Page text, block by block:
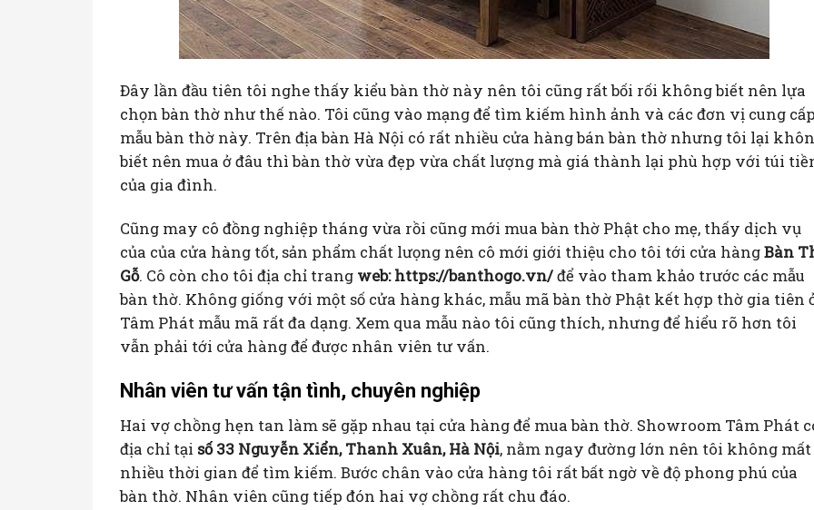
Đây lần đầu tiên tôi nghe thấy kiểu bàn thờ này nên tôi cũng rất bối rối không biết nên lựa
chọn bàn thờ như thế nào. Tôi cũng vào mạng để tìm kiếm hình ảnh và các đơn vị cung cấp
mẫu bàn thờ này. Trên địa bàn Hà Nội có rất nhiều cửa hàng bán bàn thờ nhưng tôi lại
biết nên mua ở đâu thì bàn thờ vừa đẹp vừa chất lượng mà giá thành lại phù hợp với túi
của gia đình.
Cũng may cô đồng nghiệp tháng vừa rồi cũng mới mua bàn thờ Phật cho mẹ, thấy dịch vụ
của của cửa hàng tốt, sản phẩm chất lưọng nên cô mới giới thiệu cho tôi tới cửa hàngBàn
Gỗ. Cô còn cho tôi địa chỉ trang web: https://banthogo.vn/để vào tham khảo trước các mẫu
bàn thờ. Không giống với một số cửa hàng khác, mẫu mã bàn thờ Phật kết hợp thờ gia tiên
Tâm Phát mẫu mã rất đa dạng. Xem qua mẫu nào tôi cũng thích, nhưng để hiểu rõ hơn tôi
vẫn phải tới cửa hàng để được nhân viên tư vấn.
Nhân viên tư vấn tận tình, chuyên nghiệp
Hai vợ chồng hẹn tan làm sẽ gặp nhau tại cửa hàng để mua bàn thờ. Showroom Tâm Phát
địa chỉ tại số 33 Nguyễn Xiển, Thanh Xuân, Hà Nội, nằm ngay đường lớn nên tôi không mất
nhiều thời gian để tìm kiếm. Bước chân vào cửa hàng tôi rất bất ngờ về độ phong phú của
bàn thờ. Nhân viên cũng tiếp đón hai vợ chồng rất chu đáo.